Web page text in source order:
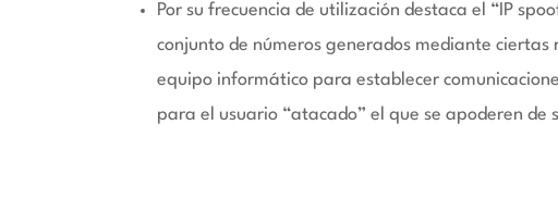
Por su frecuencia de utilización destaca el “IP
conjunto de números generados mediante
equipo informático para establecer
para el usuario “atacado” el que se apoderen de